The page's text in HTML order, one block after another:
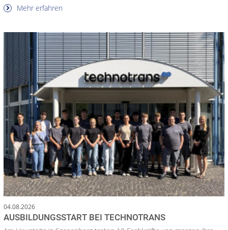
Mehr erfahren
04.08.2026
AUSBILDUNGSSTART BEI TECHNOTRANS